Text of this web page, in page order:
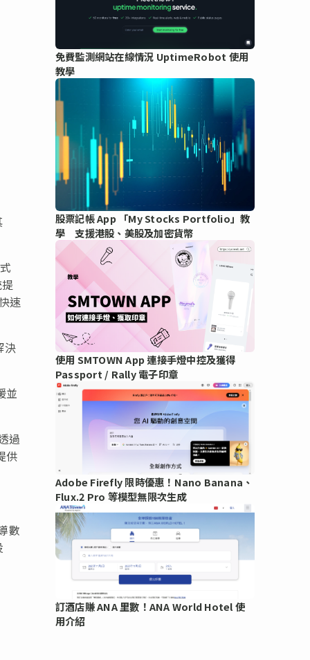
速
決
並
過
供
數
免費監測網站在線情況 UptimeRobot 使用
教學
股票記帳 App 「My Stocks Portfolio」教
學 支援港股、美股及加密貨幣
使用 SMTOWN App 連接手燈中控及獲得
Passport / Rally 電子印章
Adobe Firefly 限時優惠！Nano Banana、
Flux.2 Pro 等模型無限次生成
訂酒店賺 ANA 里數！ANA World Hotel 使
用介紹